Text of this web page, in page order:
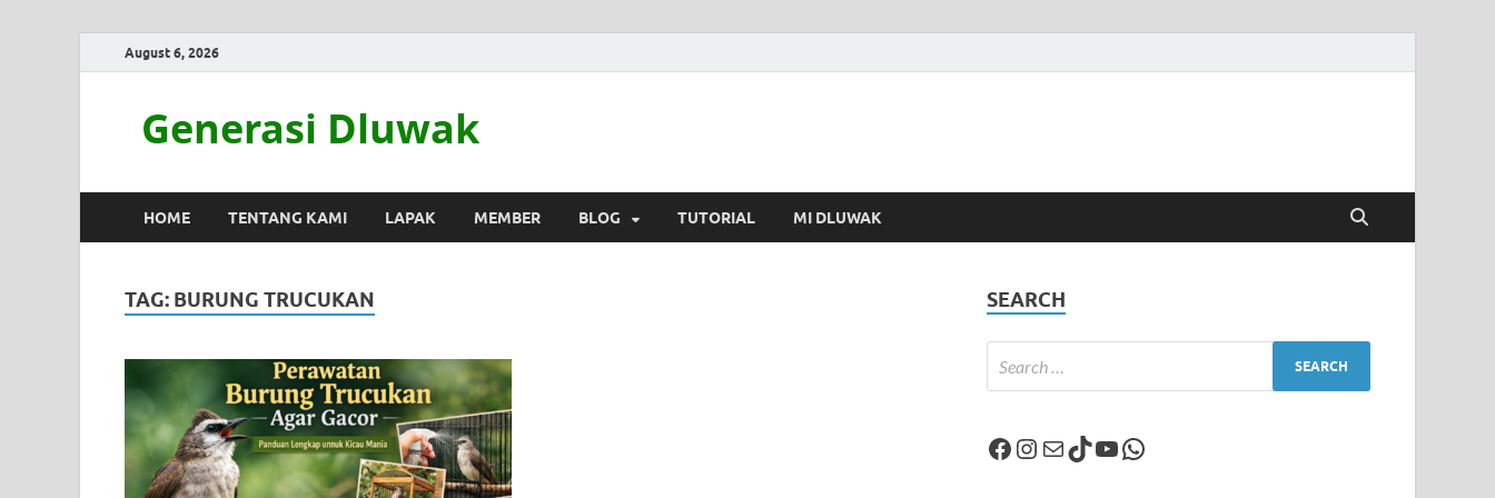
August 6, 2026
Generasi Dluwak
HOME TENTANG KAMI LAPAK MEMBER BLOG TUTORIAL MI DLUWAK
TAG: BURUNG TRUCUKAN SEARCH